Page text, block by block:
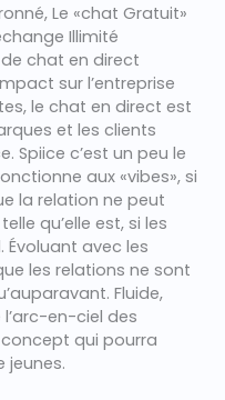
Le «chat Gratuit»
Illimité
chat en direct
sur l’entreprise
le chat en direct est
et les clients
Spiice c’est un peu le
aux «vibes», si
la relation ne peut
qu’elle est, si les
avec les
les relations ne sont
Fluide,
en-ciel des
qui pourra
jeunes.